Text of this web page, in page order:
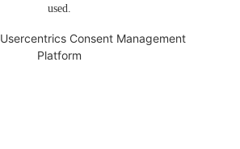
used.
Usercentrics Consent Management
Platform